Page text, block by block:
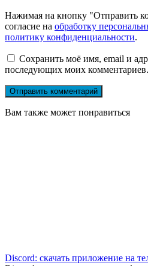
Нажимая на кнопку "Отправить
согласие на обработку
политику конфиденциальности.
Сохранить моё имя, email и
последующих моих комментариев.
Вам также может понравиться
Discord: скачать приложение на